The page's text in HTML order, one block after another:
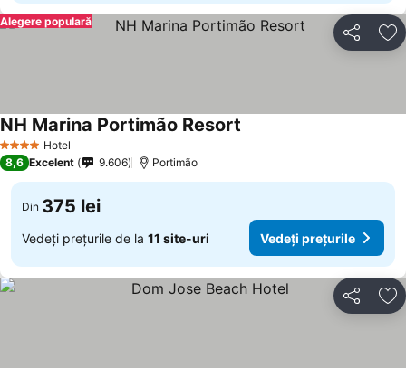
Distribuiți
Alegere populară
4 Stele Hotel
NH Marina Portimão Resort
8,6 Excelent 9.606 Portimão
Din 375 lei
Vedeți prețurile de la 11 site-uri Vedeți prețurile
Distribuiți